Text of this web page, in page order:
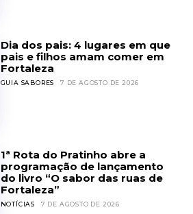
Dia dos pais: 4 lugares em que
pais e filhos amam comer em
Fortaleza
GUIA SABORES 7 DE AGOSTO DE 2026
1ª Rota do Pratinho abre a
programação de lançamento
do livro “O sabor das ruas de
Fortaleza”
NOTÍCIAS 7 DE AGOSTO DE 2026